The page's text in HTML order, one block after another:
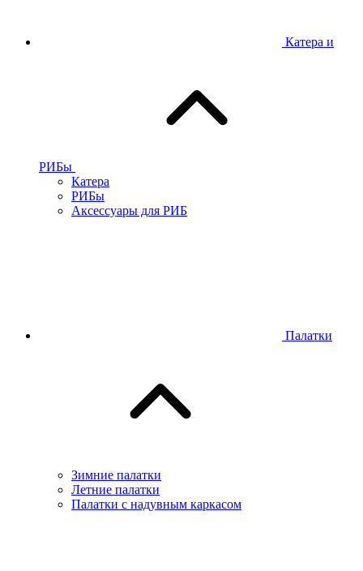
Катера и
РИБы
Катера
РИБы
Аксессуары для РИБ
Палатки
Зимние палатки
Летние палатки
Палатки с надувным каркасом